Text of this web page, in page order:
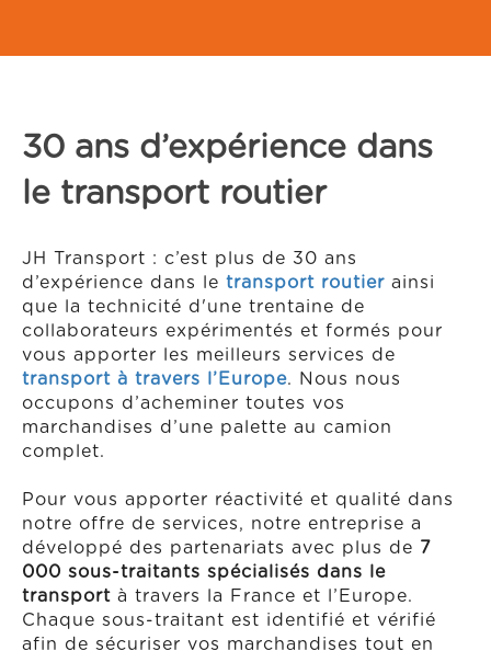
30 ans d’expérience dans
le transport routier
JH Transport : c’est plus de 30 ans
d’expérience dans le transport routier ainsi
que la technicité d'une trentaine de
collaborateurs expérimentés et formés pour
vous apporter les meilleurs services de
transport à travers l’Europe. Nous nous
occupons d’acheminer toutes vos
marchandises d’une palette au camion
complet.
Pour vous apporter réactivité et qualité dans
notre offre de services, notre entreprise a
développé des partenariats avec plus de 7
000 sous-traitants spécialisés dans le
transport à travers la France et l’Europe.
Chaque sous-traitant est identifié et vérifié
afin de sécuriser vos marchandises tout en